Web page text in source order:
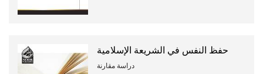
حفظ النفس في الشريعة الإسلامية
دراسة مقارنة